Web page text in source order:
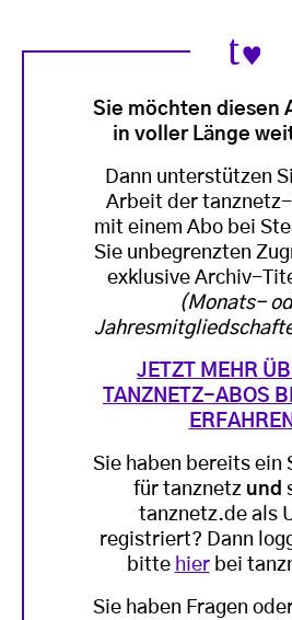
Sie möchten diesen
in voller Länge
Dann unterstützen
Arbeit der
mit einem Abo bei
Sie unbegrenzten
exklusive Archiv-
(Monats-
JETZT MEHR
TANZNETZ-ABOS
Sie haben bereits ein
für tanznetz und
tanznetz.de als
registriert? Dann
bitte hierbei
Sie haben Fragen